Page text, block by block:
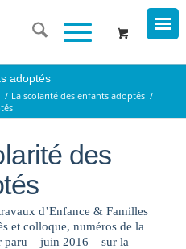
adoptés
/ La scolarité des enfants adoptés /
des
d’Enfance & Familles
et colloque, numéros de la
– juin 2016 – sur la